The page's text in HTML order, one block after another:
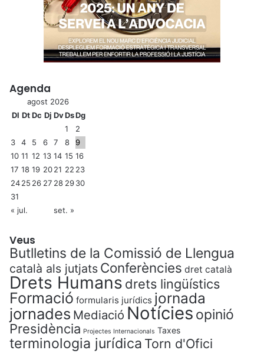
Agenda
agost 2026
Dl DtDc Dj DvDsDg
1
2
3
4 5 6 7 8
9
10 11 12 13 14 15 16
17 18 19 2021 22 23
2425 26 27 28 2930
31
« jul.
set. »
Veus
Butlletins de la Comissió de Llengua
català als jutjats Conferències dret català
Drets Humans drets lingüístics
Formació formularis jurídics jornada
jornades Mediació Notícies opinió
Presidència Projectes Internacionals Taxes
terminologia jurídica Torn d'Ofici